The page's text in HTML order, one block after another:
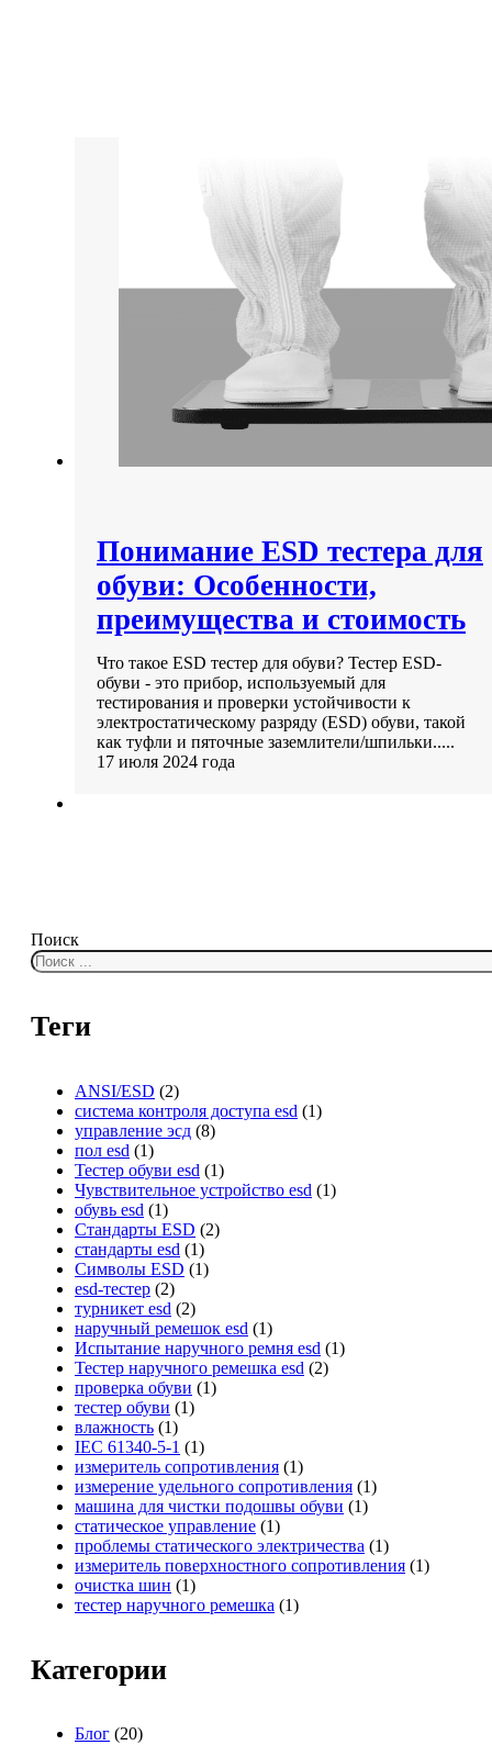
Понимание ESD тестера для
обуви: Особенности,
преимущества и стоимость
Что такое ESD тестер для обуви? Тестер ESD-
обуви - это прибор, используемый для
тестирования и проверки устойчивости к
электростатическому разряду (ESD) обуви, такой
как туфли и пяточные заземлители/шпильки.....
17 июля 2024 года
Поиск
Теги
ANSI/ESD (2)
система контроля доступа esd (1)
управление эсд (8)
пол esd (1)
Тестер обуви esd (1)
Чувствительное устройство esd (1)
обувь esd (1)
Стандарты ESD (2)
стандарты esd (1)
Символы ESD (1)
esd-тестер (2)
турникет esd (2)
наручный ремешок esd (1)
Испытание наручного ремня esd (1)
Тестер наручного ремешка esd (2)
проверка обуви (1)
тестер обуви (1)
влажность (1)
IEC 61340-5-1 (1)
измеритель сопротивления (1)
измерение удельного сопротивления (1)
машина для чистки подошвы обуви (1)
статическое управление (1)
проблемы статического электричества (1)
измеритель поверхностного сопротивления (1)
очистка шин (1)
тестер наручного ремешка (1)
Категории
Блог (20)